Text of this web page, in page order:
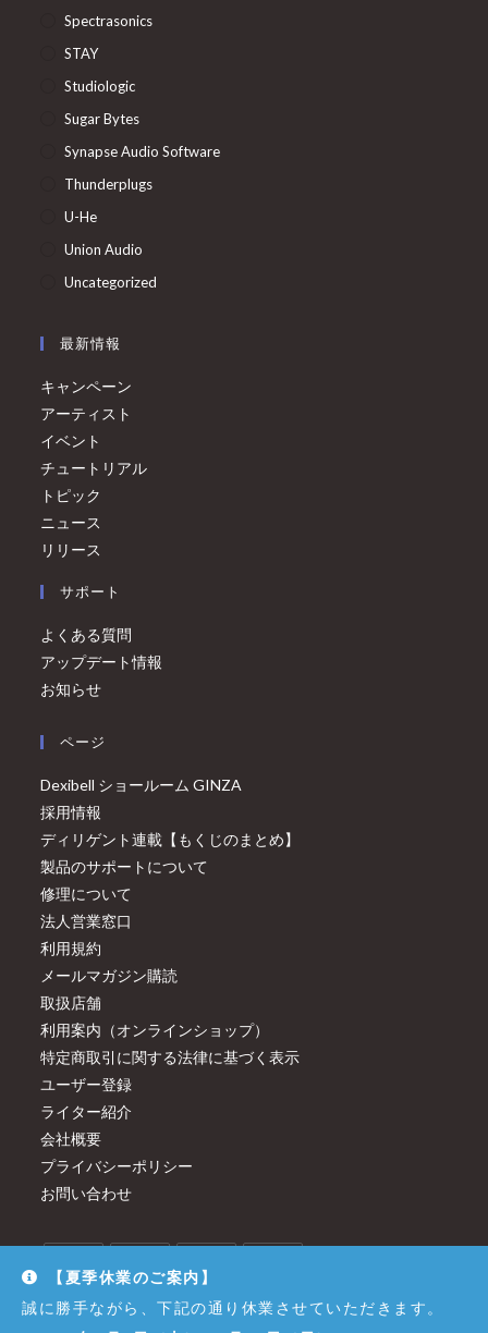
Spectrasonics
STAY
Studiologic
Sugar Bytes
Synapse Audio Software
Thunderplugs
U-He
Union Audio
Uncategorized
最新情報
キャンペーン
アーティスト
イベント
チュートリアル
トピック
ニュース
リリース
サポート
よくある質問
アップデート情報
お知らせ
ページ
Dexibell ショールーム GINZA
採用情報
ディリゲント連載【もくじのまとめ】
製品のサポートについて
修理について
法人営業窓口
利用規約
メールマガジン購読
取扱店舗
利用案内（オンラインショップ）
特定商取引に関する法律に基づく表示
ユーザー登録
ライター紹介
会社概要
プライバシーポリシー
お問い合わせ
【夏季休業のご案内】
誠に勝手ながら、下記の通り休業させていただきます。